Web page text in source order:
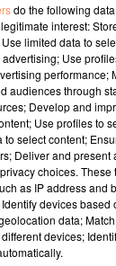
repéré un
ci qui sera
du retard
Dadju
do the following
interest:
limited data to
Use
performance;
audiences through
Develop and
Use profiles to
select content;
Deliver and
choices.
as IP address and
devices based
data;
devices;